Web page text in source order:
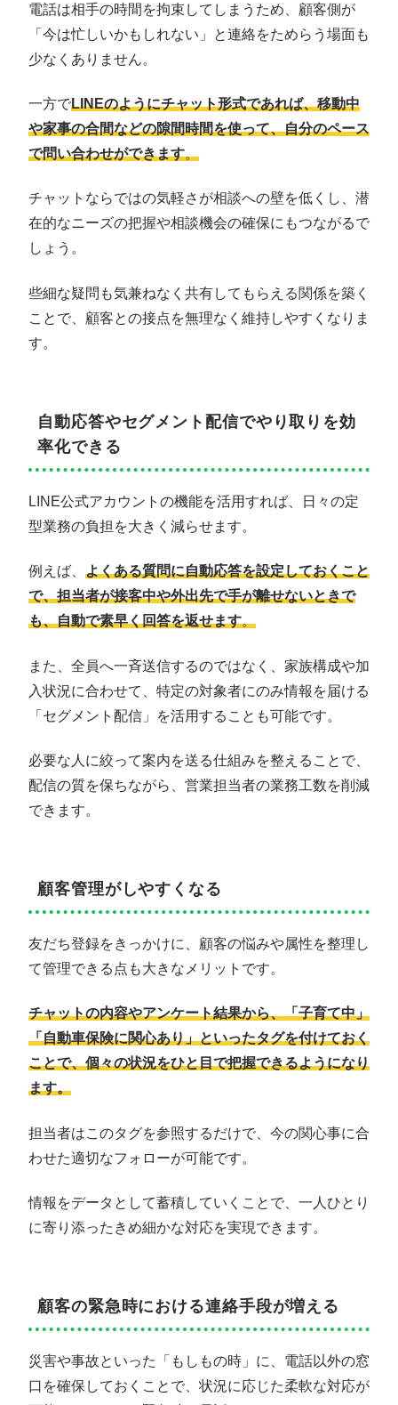
電話は相手の時間を拘束してしまうため、顧客側が
「今は忙しいかもしれない」と連絡をためらう場面も
少なくありません。
一方でLINEのようにチャット形式であれば、移動中
や家事の合間などの隙間時間を使って、自分のペース
で問い合わせができます。
チャットならではの気軽さが相談への壁を低くし、潜
在的なニーズの把握や相談機会の確保にもつながるで
しょう。
些細な疑問も気兼ねなく共有してもらえる関係を築く
ことで、顧客との接点を無理なく維持しやすくなりま
す。
自動応答やセグメント配信でやり取りを効
率化できる
LINE公式アカウントの機能を活用すれば、日々の定
型業務の負担を大きく減らせます。
例えば、 よくある質問に自動応答を設定しておくこと
で、担当者が接客中や外出先で手が離せないときで
も、自動で素早く回答を返せます。
また、全員へ一斉送信するのではなく、家族構成や加
入状況に合わせて、特定の対象者にのみ情報を届ける
「セグメント配信」を活用することも可能です。
必要な人に絞って案内を送る仕組みを整えることで、
配信の質を保ちながら、営業担当者の業務工数を削減
できます。
顧客管理がしやすくなる
友だち登録をきっかけに、顧客の悩みや属性を整理し
て管理できる点も大きなメリットです。
チャットの内容やアンケート結果から、「子育て中」
「自動車保険に関心あり」といったタグを付けておく
ことで、個々の状況をひと目で把握できるようになり
ます。
担当者はこのタグを参照するだけで、今の関心事に合
わせた適切なフォローが可能です。
情報をデータとして蓄積していくことで、一人ひとり
に寄り添ったきめ細かな対応を実現できます。
顧客の緊急時における連絡手段が増える
災害や事故といった「もしもの時」に、電話以外の窓
口を確保しておくことで、状況に応じた柔軟な対応が